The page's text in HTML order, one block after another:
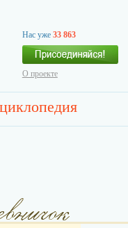
Нас уже 33 863
О проекте